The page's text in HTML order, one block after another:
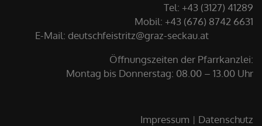
Tel: +43 (3127) 41289
Mobil: +43 (676) 8742 6631
E-Mail: deutschfeistritz@graz-seckau.at
Öffnungszeiten der Pfarrkanzlei:
Montag bis Donnerstag: 08.00 – 13.00 Uhr
Impressum Datenschutz